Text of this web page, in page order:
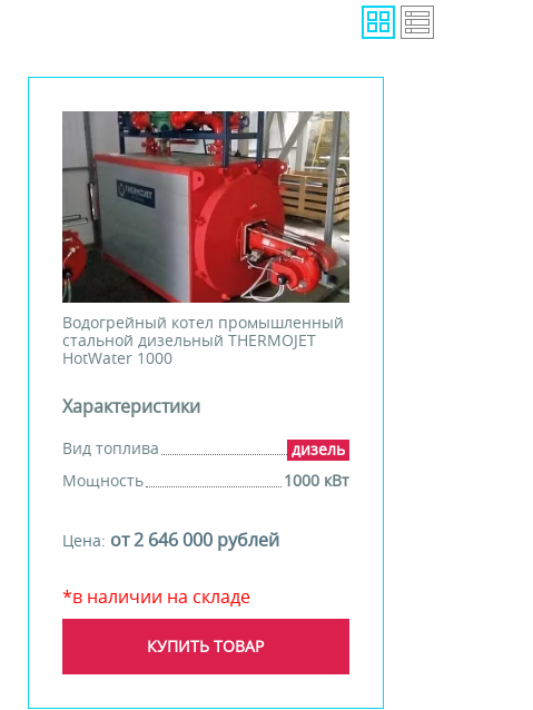
Водогрейный котел промышленный
стальной дизельный THERMOJET
HotWater 1000
Характеристики
Вид топлива
дизель
Мощность
1000 кВт
Цена: от 2 646 000 рублей
*в наличии на складе
КУПИТЬ ТОВАР